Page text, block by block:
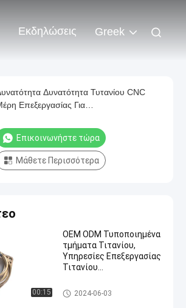
Εκδηλώσεις Greek
Δυνατότητα Τυτανίου CNC
Επεξεργασίας Για
Επικοινωνήστε τώρα
Μάθετε Περισσότερα
00:15
OEM ODM Τυποποιημένα
τμήματα Τιτανίου,
Υπηρεσίες Επεξεργασίας
Τιτανίου
cnc τιτανίου κατεργασία
2024-06-03